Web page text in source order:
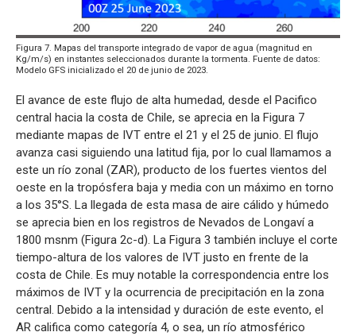
Figura 7. Mapas del transporte integrado de vapor de agua (magnitud en
Kg/m/s) en instantes seleccionados durante la tormenta. Fuente de datos:
Modelo GFS inicializado el 20 de junio de 2023.
El avance de este flujo de alta humedad, desde el Pacifico
central hacia la costa de Chile, se aprecia en la Figura 7
mediante mapas de IVT entre el 21 y el 25 de junio. El flujo
avanza casi siguiendo una latitud fija, por lo cual llamamos a
este un río zonal (ZAR), producto de los fuertes vientos del
oeste en la tropósfera baja y media con un máximo en torno
a los 35°S. La llegada de esta masa de aire cálido y húmedo
se aprecia bien en los registros de Nevados de Longaví a
1800 msnm (Figura 2c-d). La Figura 3 también incluye el corte
tiempo-altura de los valores de IVT justo en frente de la
costa de Chile. Es muy notable la correspondencia entre los
máximos de IVT y la ocurrencia de precipitación en la zona
central. Debido a la intensidad y duración de este evento, el
AR califica como categoría 4, o sea, un río atmosférico